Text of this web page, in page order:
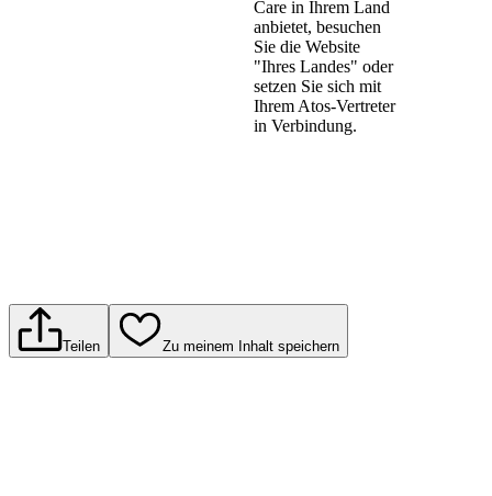
Care in Ihrem Land
anbietet, besuchen
Sie die Website
"Ihres Landes" oder
setzen Sie sich mit
Ihrem Atos-Vertreter
in Verbindung.
Teilen Zu meinem Inhalt speichern